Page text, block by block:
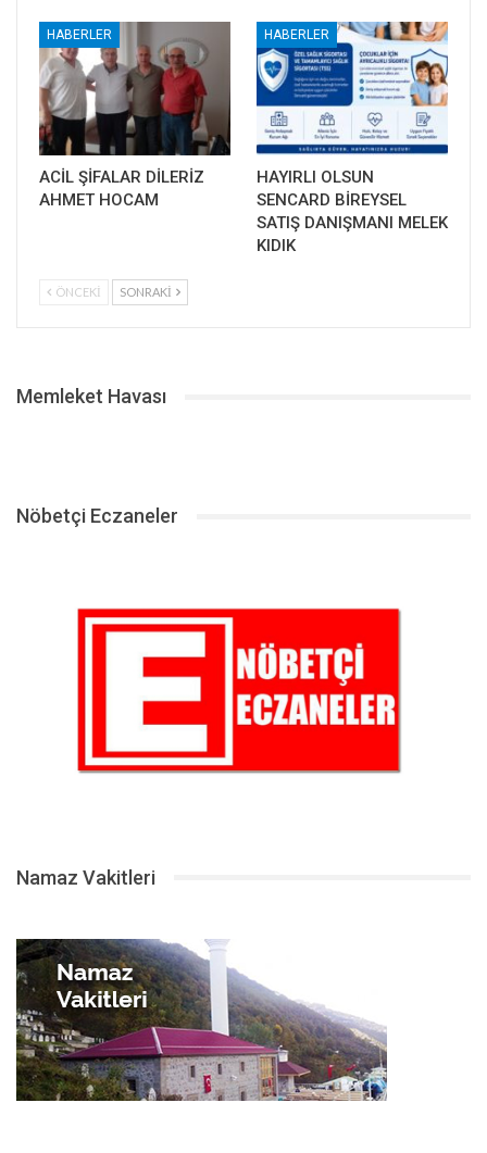
HABERLER
ACİL ŞİFALAR DİLERİZ
AHMET HOCAM
HABERLER
HAYIRLI OLSUN
SENCARD BİREYSEL
SATIŞ DANIŞMANI MELEK
KIDIK
ÖNCEKI SONRAKI
Memleket Havası
Nöbetçi Eczaneler
Namaz Vakitleri